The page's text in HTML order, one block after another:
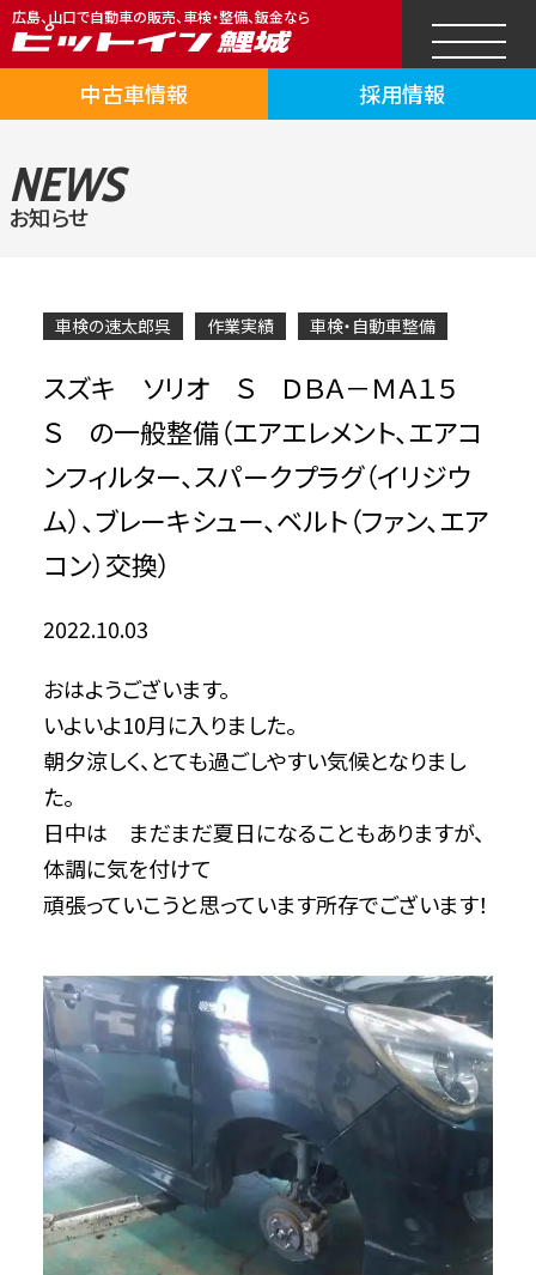
広島、山口で自動車の販売、車検・整備、鈑金なら
中古車情報 採用情報
NEWS
お知らせ
車検の速太郎呉 作業実績 車検・自動車整備
スズキ ソリオ Ｓ ＤＢＡ－ＭＡ１５
Ｓ の一般整備（エアエレメント、エアコ
ンフィルター、スパークプラグ（イリジウ
ム）、ブレーキシュー、ベルト（ファン、エア
コン）交換）
2022.10.03
おはようございます。
いよいよ10月に入りました。
朝夕涼しく、とても過ごしやすい気候となりまし
た。
日中は まだまだ夏日になることもありますが、
体調に気を付けて
頑張っていこうと思っています所存でございます！